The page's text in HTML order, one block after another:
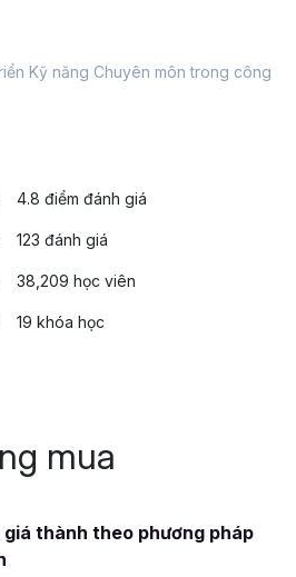
Kỹ năng Chuyên môn trong công
4.8 điểm đánh giá
123 đánh giá
38,209 học viên
19 khóa học
mua
giá thành theo phương pháp